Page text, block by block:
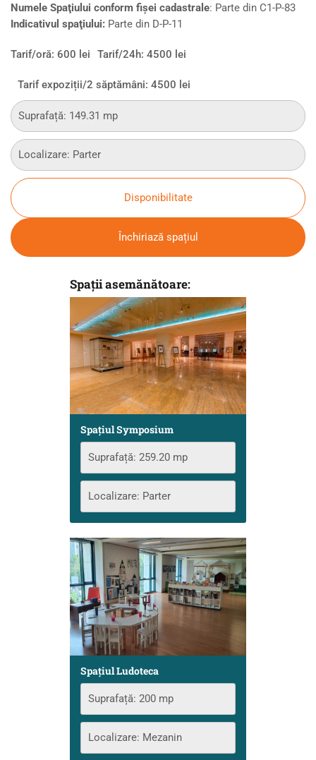
Numele Spaţiului conform fişei cadastrale: Parte din C1-P-83
Indicativul spaţiului: Parte din D-P-11
Tarif/oră: 600 lei Tarif/24h: 4500 lei
Tarif expoziții/2 săptămâni: 4500 lei
Suprafață: 149.31 mp
Localizare: Parter
Disponibilitate
Închiriază spațiul
Spații asemănătoare:
Spațiul Symposium
Suprafață: 259.20 mp
Localizare: Parter
Spațiul Ludoteca
Suprafață: 200 mp
Localizare: Mezanin